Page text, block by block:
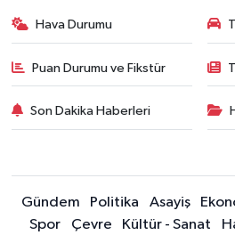
Hava Durumu
Puan Durumu ve Fikstür
Son Dakika Haberleri
Gündem Politika Asayiş
Spor
Çevre Kültür - Sanat